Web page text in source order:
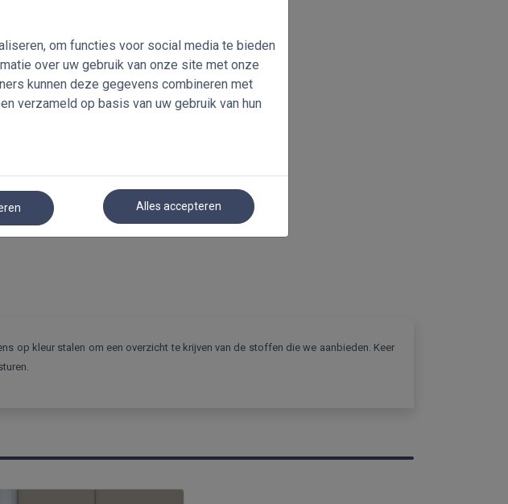
om functies voor social media te bieden
over uw gebruik van onze site met onze
kunnen deze gegevens combineren met
verzameld op basis van uw gebruik van hun
Alles accepteren
op kleur stalen om een overzicht te krijven van de stoffen die we aanbieden. Keer